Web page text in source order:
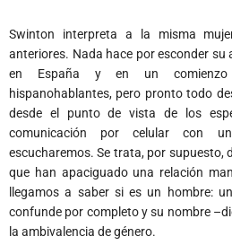
Swinton interpreta a la misma
anteriores. Nada hace por esconder su
en España y en un comienzo
hispanohablantes, pero pronto todo
desde el punto de vista de los
comunicación por celular con
escucharemos. Se trata, por supuesto,
que han apaciguado una relación
llegamos a saber si es un hombre:
confunde por completo y su nombre
la ambivalencia de género.